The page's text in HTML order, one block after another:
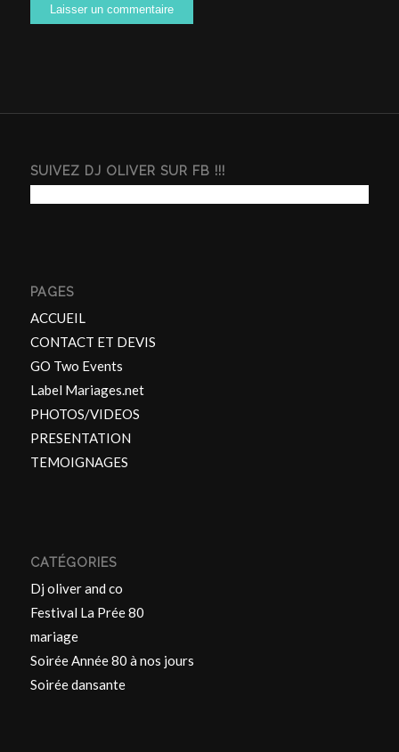
SUIVEZ DJ OLIVER SUR FB !!!
PAGES
ACCUEIL
CONTACT ET DEVIS
GO Two Events
Label Mariages.net
PHOTOS/VIDEOS
PRESENTATION
TEMOIGNAGES
CATÉGORIES
Dj oliver and co
Festival La Prée 80
mariage
Soirée Année 80 à nos jours
Soirée dansante